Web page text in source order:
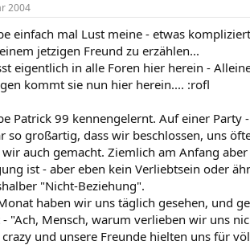
2004
einfach mal Lust meine - etwas
jetzigen Freund zu erzählen...
eigentlich in alle Foren hier herein -
kommt sie nun hier herein.... :rofl
Patrick 99 kennengelernt. Auf einer
so großartig, dass wir beschlossen, uns
wir auch gemacht. Ziemlich am Anfang
ist - aber eben kein Verliebtsein oder
"Nicht-Beziehung".
haben wir uns täglich gesehen, und
- "Ach, Mensch, warum verlieben wir uns
crazy und unsere Freunde hielten uns für